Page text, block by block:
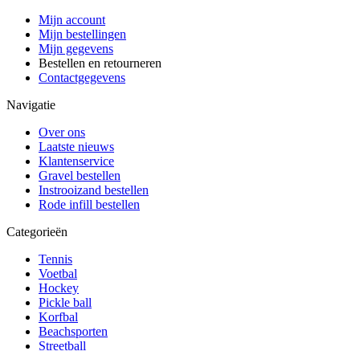
Mijn account
Mijn bestellingen
Mijn gegevens
Bestellen en retourneren
Contactgegevens
Navigatie
Over ons
Laatste nieuws
Klantenservice
Gravel bestellen
Instrooizand bestellen
Rode infill bestellen
Categorieën
Tennis
Voetbal
Hockey
Pickle ball
Korfbal
Beachsporten
Streetball